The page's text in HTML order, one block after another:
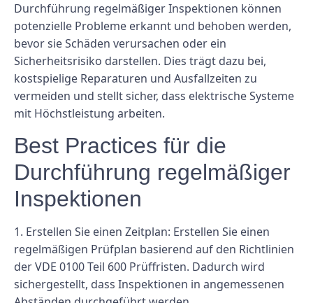
Durchführung regelmäßiger Inspektionen können
potenzielle Probleme erkannt und behoben werden,
bevor sie Schäden verursachen oder ein
Sicherheitsrisiko darstellen. Dies trägt dazu bei,
kostspielige Reparaturen und Ausfallzeiten zu
vermeiden und stellt sicher, dass elektrische Systeme
mit Höchstleistung arbeiten.
Best Practices für die
Durchführung regelmäßiger
Inspektionen
1. Erstellen Sie einen Zeitplan: Erstellen Sie einen
regelmäßigen Prüfplan basierend auf den Richtlinien
der VDE 0100 Teil 600 Prüffristen. Dadurch wird
sichergestellt, dass Inspektionen in angemessenen